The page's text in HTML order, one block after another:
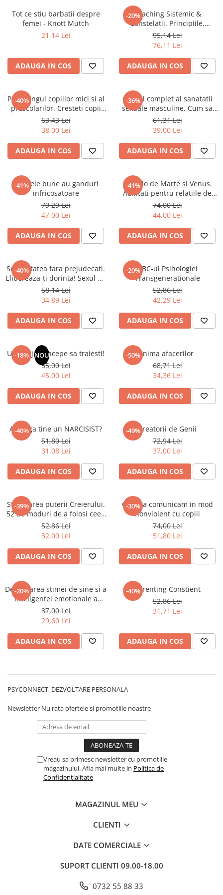
Audiobook
ReConnect
ScienceConnection
SelfHealing
Vindecare Spirituala
Senzatii/Thriller
SF & Fantasy
Teens Book Club
Umor
Instrumente si Truse Geometrie
Seturi scolare
Calculator
Consumabile & Accesorii
De colorat
Carti educative
Codul copiilor de succes
Clubul Premiantilor
Super pitici 2-5 ani
Culegeri Auxiliare
Dezvoltare personala
Dictionare
Enciclopedii
Kids Book Club
Legende istorice
Literatura Scolara
Elevi de 10 plus
Lumea Copilariei
Ma pregatesc pentru scoala
Manuale - Carte Scolara
Clasa a III-a
Clasa a V-a
Clasa a VI-a
Clasa a VII-a
Clasa a VIII-a
Clasa I
Limbi Straine
Povesti
Povesti ilustrate
Povesti - Basme - Legende
Realitatea Augmentata
Religie pentru copii
ScienceConnection
Puzzle
Puzzle 3D Lemn
Tot ce stiu barbatii despre
femei - Knott Mutch
21,14 Lei
ADAUGA IN COS
-20%Coaching Sistemic &
Constelatii. Principiile,
practicile si modul de aplicare
la indivizi, echipe si grupuri
95,14 Lei
76,11 Lei
ADAUGA IN COS
-40%
Parentingul copiilor mici si al
prescolarilor. Cresteti copii
inteligenti
63,43 Lei
38,00 Lei
ADAUGA IN COS
-36%
Ghidul complet al sanatatii
sexuale masculine. Cum sa
ramai energic la orice varsta
61,31 Lei
39,00 Lei
ADAUGA IN COS
-41%
Mamele bune au ganduri
infricosatoare
79,29 Lei
47,00 Lei
ADAUGA IN COS
-41%
Dincolo de Marte si Venus.
Abilitati pentru relatiile de
cuplu din lumea complexa de
azi. Du-ti relatia la nivelul
urmator!
74,00 Lei
44,00 Lei
ADAUGA IN COS
-40%
Sexualitatea fara prejudecati.
Elibereaza-ti dorinta! Sexul nu
are gen.
58,14 Lei
34,89 Lei
ADAUGA IN COS
-20%ABC-ul Psihologiei
Transgenerationale
52,86 Lei
42,29 Lei
ADAUGA IN COS
-18% NOU
Uita grijile, incepe sa traiesti!
55,00 Lei
45,00 Lei
ADAUGA IN COS
-50%Inima afacerilor
68,71 Lei
34,36 Lei
ADAUGA IN COS
-40%
Ai langa tine un NARCISIST?
51,80 Lei
31,08 Lei
ADAUGA IN COS
-49%Creatorii de Genii
72,94 Lei
37,00 Lei
ADAUGA IN COS
-39%
Stimularea puterii Creierului.
52 de moduri de a folosi ceea
ce spune stiinta
52,86 Lei
32,00 Lei
ADAUGA IN COS
-30%
Cum sa comunicam in mod
nonviolent cu copiii
74,00 Lei
51,80 Lei
ADAUGA IN COS
-20%
Dezvoltarea stimei de sine si a
inteligentei emotionale a
copilului tau
37,00 Lei
29,60 Lei
ADAUGA IN COS
-40%Parenting Constient
52,86 Lei
31,71 Lei
ADAUGA IN COS
PSYCONNECT, DEZVOLTARE PERSONALA
Newsletter Nu rata ofertele si promotiile noastre
Vreau sa primesc newsletter cu promotiile
magazinului. Afla mai multe in Politica de
Confidentialitate
MAGAZINUL MEU
CLIENTI
DATE COMERCIALE
SUPORT CLIENTI 09.00-18.00
0732 55 88 33